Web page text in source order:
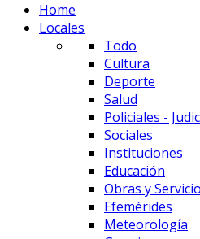
Home
Locales
Todo
Cultura
Deporte
Salud
Policiales -
Sociales
Instituciones
Educación
Obras y
Efemérides
Meteorología